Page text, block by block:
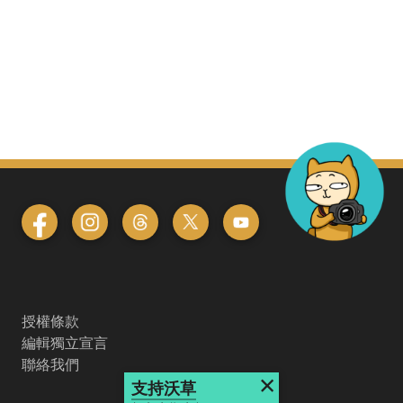
授權條款
編輯獨立宣言
聯絡我們
支持沃草 ×